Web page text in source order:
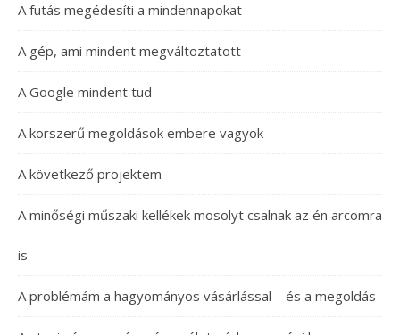
A futás megédesíti a mindennapokat
A gép, ami mindent megváltoztatott
A Google mindent tud
A korszerű megoldások embere vagyok
A következő projektem
A minőségi műszaki kellékek mosolyt csalnak az én arcomra
is
A problémám a hagyományos vásárlással – és a megoldás